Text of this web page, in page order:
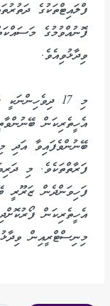
ފްލައިޓްތަކުގެ
ފޮނުއްވުމުގެ
ވިދާޅުވިއެވެ.
މި 17
އެހީތެރިކަން
ބޭނުންވެފައިވާ އަދި
ފަރާތްތަކެވެ. މި
ފަހިވަންދެން ޒަރޫރީ
އެހީތެރިކަން
މިނިސްޓްރީއިން